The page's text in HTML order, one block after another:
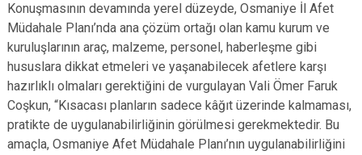
Konuşmasının devamında yerel düzeyde, Osmaniye İl Afet
Müdahale Planı’nda ana çözüm ortağı olan kamu kurum ve
kuruluşlarının araç, malzeme, personel, haberleşme gibi
hususlara dikkat etmeleri ve yaşanabilecek afetlere karşı
hazırlıklı olmaları gerektiğini de vurgulayan Vali Ömer Faruk
Coşkun, “Kısacası planların sadece kâğıt üzerinde kalmaması,
pratikte de uygulanabilirliğinin görülmesi gerekmektedir. Bu
amaçla, Osmaniye Afet Müdahale Planı’nın uygulanabilirliğini